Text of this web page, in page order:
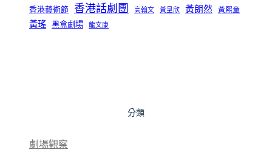
香港藝術節
香港話劇團 高翰文 黃呈欣 黃朗然 黃熙童
黃瑤 黑盒劇場 龍文康
分類
劇場觀察